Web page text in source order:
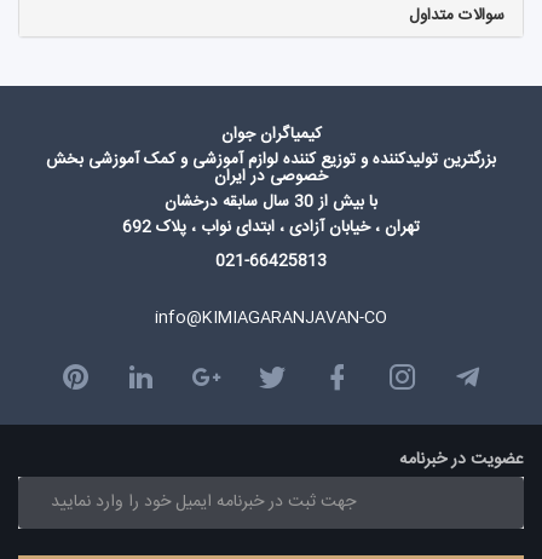
سوالات متداول
کیمیاگران جوان
بزرگترین تولیدکننده و توزیع کننده لوازم آموزشی و کمک آموزشی بخش
خصوصی در ایران
با بیش از 30 سال سابقه درخشان
تهران ، خیابان آزادی ، ابتدای نواب ، پلاک 692
021-66425813
info@KIMIAGARANJAVAN-CO
عضویت در خبرنامه